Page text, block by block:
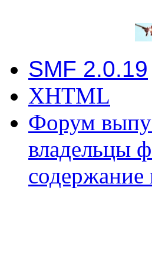
SMF 2.0.19
XHTML
Форум
владельцы
содержание